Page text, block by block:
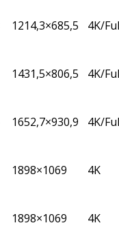
1214,3×685,5 4K/
1431,5×806,5 4K/
1652,7×930,9 4K/
1898×1069 4K
1898×1069 4K